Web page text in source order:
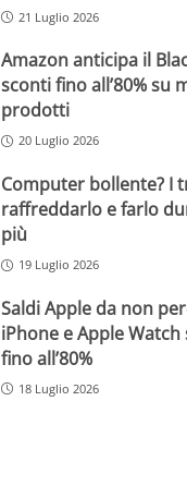
21 Luglio 2026
Amazon anticipa il
sconti fino all’80% su
prodotti
20 Luglio 2026
Computer bollente? I
raffreddarlo e farlo
più
19 Luglio 2026
Saldi Apple da non
iPhone e Apple
fino all’80%
18 Luglio 2026